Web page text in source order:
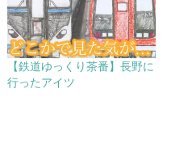
【鉄道ゆっくり茶番】長野に
行ったアイツ